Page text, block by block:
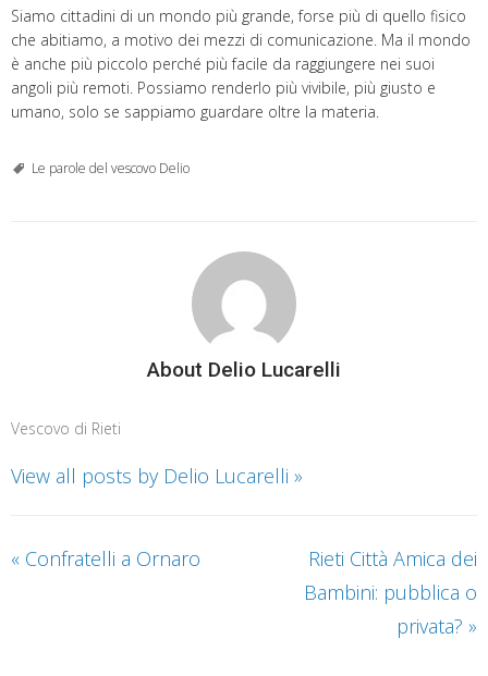
Siamo cittadini di un mondo più grande, forse più di quello fisico
che abitiamo, a motivo dei mezzi di comunicazione. Ma il mondo
è anche più piccolo perché più facile da raggiungere nei suoi
angoli più remoti. Possiamo renderlo più vivibile, più giusto e
umano, solo se sappiamo guardare oltre la materia.
Le parole del vescovo Delio
About Delio Lucarelli
Vescovo di Rieti
View all posts by Delio Lucarelli »
« Confratelli a Ornaro
Rieti Città Amica dei
Bambini: pubblica o
privata? »